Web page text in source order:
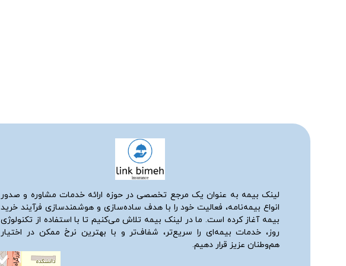
لینک بیمه به عنوان یک مرجع تخصصی در حوزه ارائه خدمات مشاوره و صدور
انواع بیمه‌نامه، فعالیت خود را با هدف ساده‌سازی و هوشمندسازی فرآیند خرید
بیمه آغاز کرده است. ما در لینک بیمه تلاش می‌کنیم تا با استفاده از تکنولوژی
روز، خدمات بیمه‌ای را سریع‌تر، شفاف‌تر و با بهترین نرخ ممکن در اختیار
هم‌وطنان عزیز قرار دهیم.